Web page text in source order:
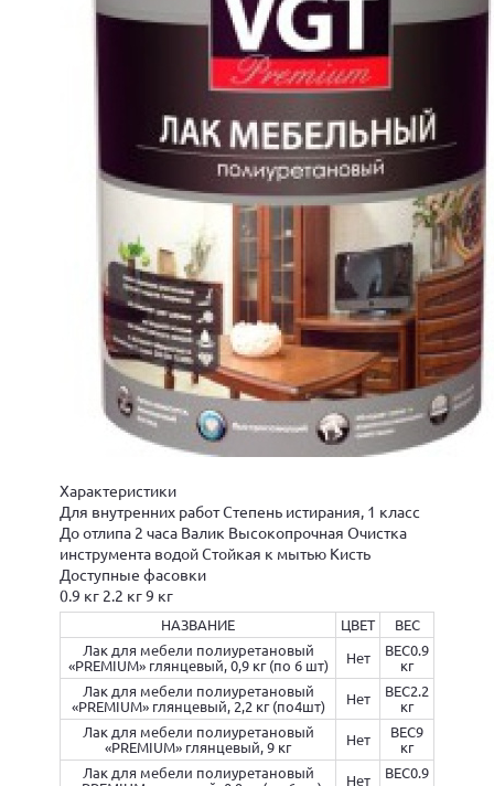
Характеристики
Для внутренних работ Степень истирания, 1 класс
До отлипа 2 часа Валик Высокопрочная Очистка
инструмента водой Стойкая к мытью Кисть
Доступные фасовки
0.9 кг 2.2 кг 9 кг
НАЗВАНИЕ ЦВЕТ
ВЕС
Лак для мебели полиуретановый
«PREMIUM» глянцевый, 0,9 кг (по 6 шт)
Нет
ВЕС0.9
кг
Лак для мебели полиуретановый
«PREMIUM» глянцевый, 2,2 кг (по4шт)
Нет
ВЕС2.2
кг
Лак для мебели полиуретановый
«PREMIUM» глянцевый, 9 кг
Нет
ВЕС9
кг
Лак для мебели полиуретановый
Нет
ВЕС0.9